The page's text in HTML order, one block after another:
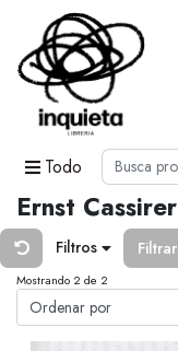
Todo
Ernst Cassirer
Filtros Filtrar
Mostrando 2 de 2